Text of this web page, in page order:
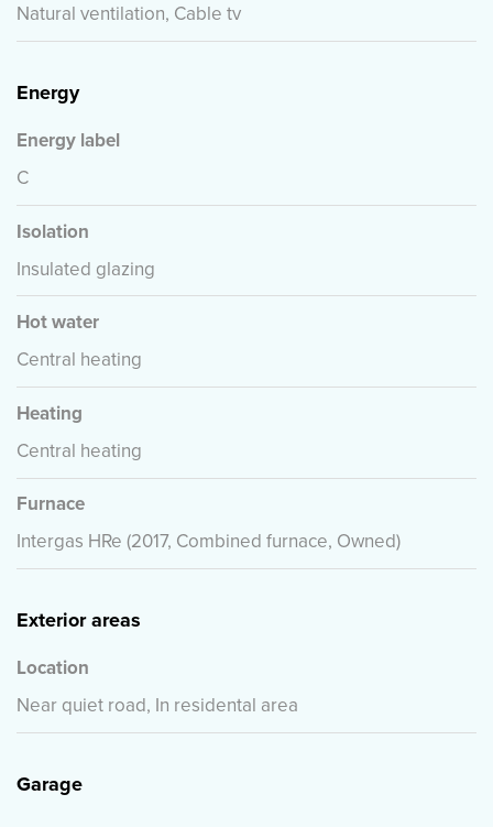
Natural ventilation, Cable tv
Energy
Energy label
C
Isolation
Insulated glazing
Hot water
Central heating
Heating
Central heating
Furnace
Intergas HRe (2017, Combined furnace, Owned)
Exterior areas
Location
Near quiet road, In residental area
Garage